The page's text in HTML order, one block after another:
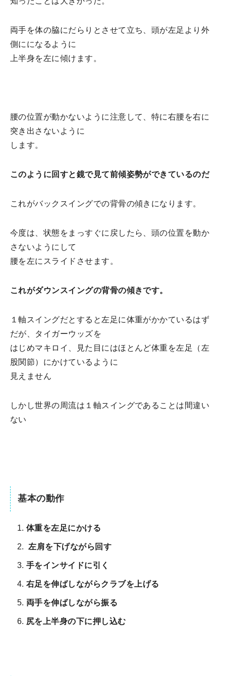
両手を体の脇にだらりとさせて立ち、頭が左足より外
側にになるように
上半身を左に傾けます。
腰の位置が動かないように注意して、特に右腰を右に
突き出さないように
します。
このように回すと鏡で見て前傾姿勢ができているのだ
これがバックスイングでの背骨の傾きになります。
今度は、状態をまっすぐに戻したら、頭の位置を動か
さないようにして
腰を左にスライドさせます。
これがダウンスイングの背骨の傾きです。
１軸スイングだとすると左足に体重がかかているはず
だが、タイガーウッズを
はじめマキロイ、見た目にはほとんど体重を左足（左
股関節）にかけているように
見えません
しかし世界の周流は１軸スイングであることは間違い
ない
基本の動作
体重を左足にかける
左肩を下げながら回す
手をインサイドに引く
右足を伸ばしながらクラブを上げる
両手を伸ばしながら振る
尻を上半身の下に押し込む